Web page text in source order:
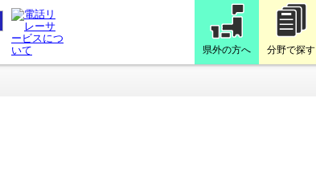
県外の方へ 分野で探す